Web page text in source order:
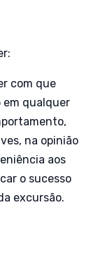
com que
em qualquer
na opinião
aos
o sucesso
excursão.